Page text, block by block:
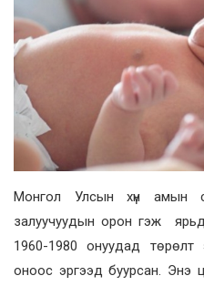
Монгол Улсын хүн амын
залуучуудын орон гэж
1960-1980 онуудад
оноос эргээд буурсан. Энэ